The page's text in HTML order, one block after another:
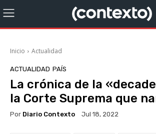
Inicio Actualidad
ACTUALIDAD PAÍS
La crónica de la
la Corte Suprema que
Por Diario Contexto Jul 18, 2022